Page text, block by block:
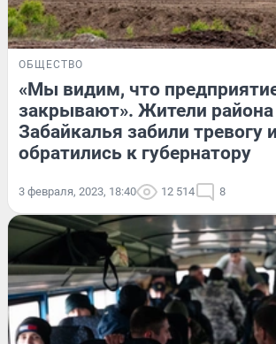
ОБЩЕСТВО
«Мы видим, что
закрывают». Жители района
Забайкалья забили тревогу и
обратились к губернатору
3 февраля, 2023, 18:40 12 514 8